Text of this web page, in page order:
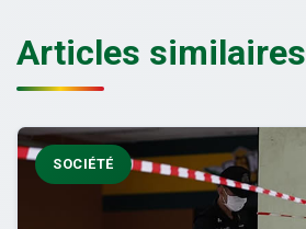
Articles similaires
SOCIÉTÉ